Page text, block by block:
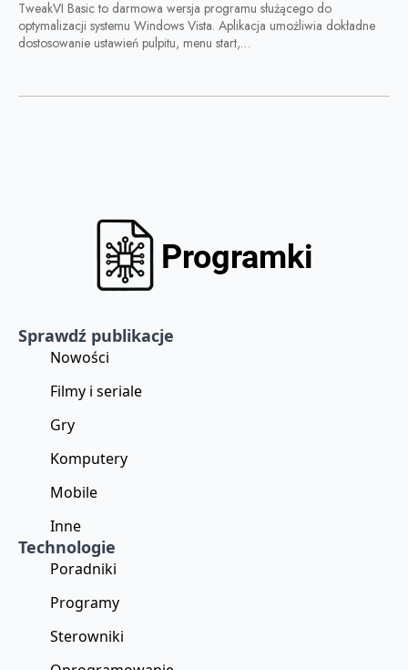
TweakVI Basic to darmowa wersja programu służącego do
optymalizacji systemu Windows Vista. Aplikacja umożliwia dokładne
dostosowanie ustawień pulpitu, menu start,…
Sprawdź publikacje
Nowości
Filmy i seriale
Gry
Komputery
Mobile
Inne
Technologie
Poradniki
Programy
Sterowniki